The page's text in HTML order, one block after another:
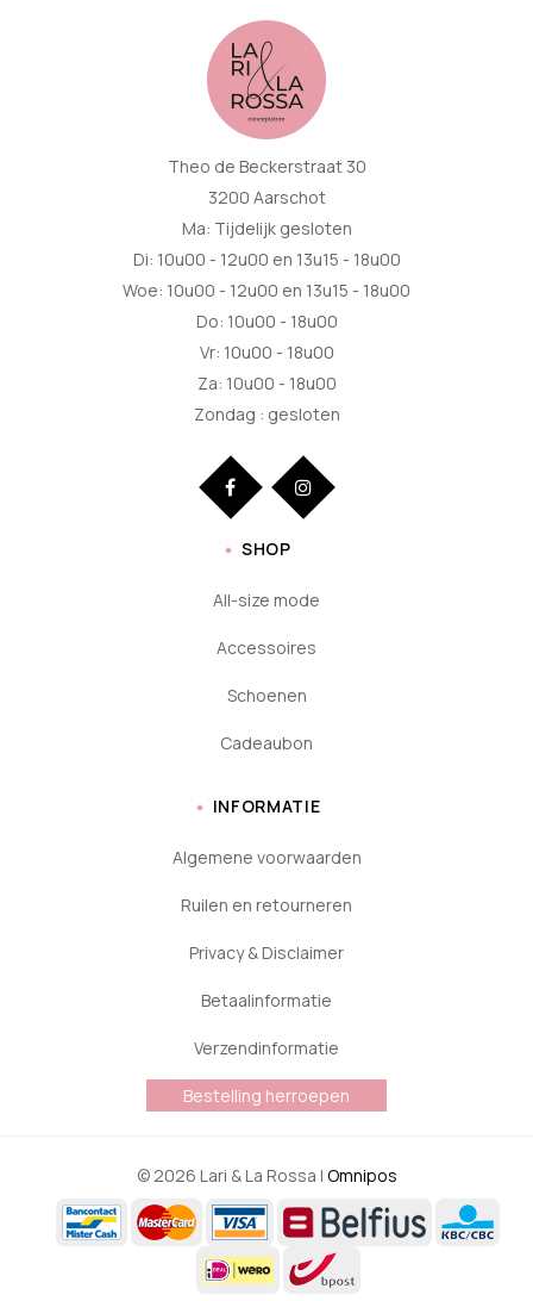
Theo de Beckerstraat 30
3200 Aarschot
Ma: Tijdelijk gesloten
Di: 10u00 - 12u00 en 13u15 - 18u00
Woe: 10u00 - 12u00 en 13u15 - 18u00
Do: 10u00 - 18u00
Vr: 10u00 - 18u00
Za: 10u00 - 18u00
Zondag : gesloten
SHOP
All-size mode
Accessoires
Schoenen
Cadeaubon
INFORMATIE
Algemene voorwaarden
Ruilen en retourneren
Privacy & Disclaimer
Betaalinformatie
Verzendinformatie
Bestelling herroepen
© 2026 Lari & La Rossa | Omnipos